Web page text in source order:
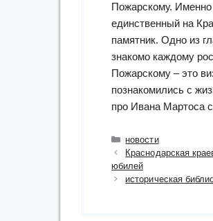
Пожарскому.
единственный на
памятник. Одно из
знакомо каждому
Пожарскому – это
познакомились с
про Ивана Мартоса
Рубрики
новости
Краснодарская
юбилей
историческая